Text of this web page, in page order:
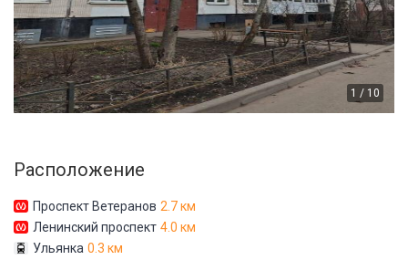
1 / 10
Расположение
Проспект Ветеранов 2.7 км
Ленинский проспект 4.0 км
Ульянка 0.3 км